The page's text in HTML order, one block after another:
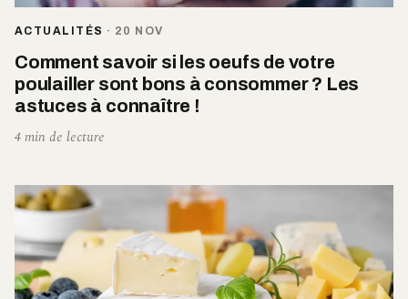
ACTUALITÉS · 20 NOV
Comment savoir si les oeufs de votre
poulailler sont bons à consommer ? Les
astuces à connaître !
4 min de lecture